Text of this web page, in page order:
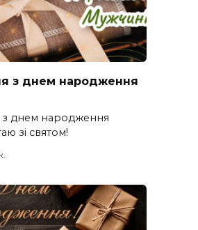
з днем народження
з днем народження
зі святом!